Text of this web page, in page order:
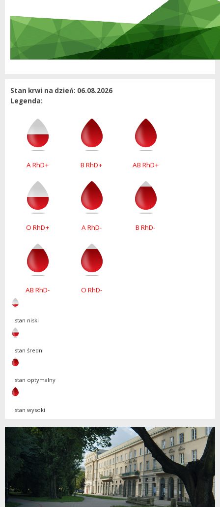
Stan krwi na dzień: 06.08.2026
Legenda:
A RhD+ B RhD+ AB RhD+
O RhD+ A RhD- B RhD-
AB RhD- O RhD-
stan niski
stan średni
stan optymalny
stan wysoki